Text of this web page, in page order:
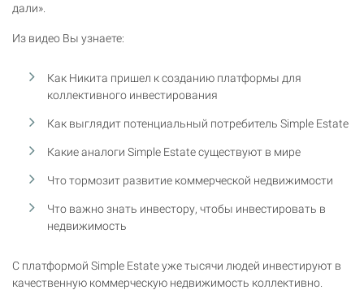
дали».
Из видео Вы узнаете:
Как Никита пришел к созданию платформы для
коллективного инвестирования
Как выглядит потенциальный потребитель Simple Estate
Какие аналоги Simple Estate существуют в мире
Что тормозит развитие коммерческой недвижимости
Что важно знать инвестору, чтобы инвестировать в
недвижимость
С платформой Simple Estate уже тысячи людей инвестируют в
качественную коммерческую недвижимость коллективно.